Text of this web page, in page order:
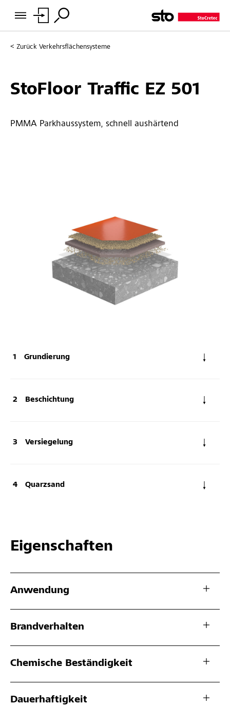
Zurück Verkehrsflächensysteme
StoFloor Traffic EZ 501
PMMA Parkhaussystem, schnell aushärtend
Grundierung
Beschichtung
Versiegelung
Quarzsand
Eigenschaften
Anwendung
Brandverhalten
Chemische Beständigkeit
Dauerhaftigkeit